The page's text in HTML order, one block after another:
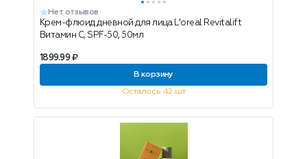
Нет отзывов
Крем-флюид дневной для лица L'oreal Revitalift
Витамин С, SPF-50, 50мл
1899.99 ₽
В корзину
Осталось 42 шт